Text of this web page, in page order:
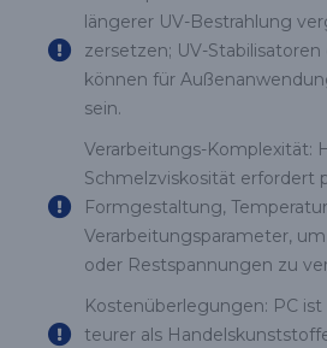
längerer UV-Bestrahlung
zersetzen; UV-
können für
sein.
Verarbeitungs-Komplexität:
Schmelzviskosität erfordert
Formgestaltung,
Verarbeitungsparameter,
oder Restspannungen zu
Kostenüberlegungen: PC
teurer als